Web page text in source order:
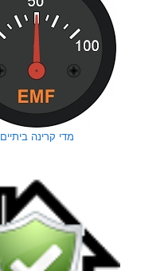
מדי קרינה ביתיים